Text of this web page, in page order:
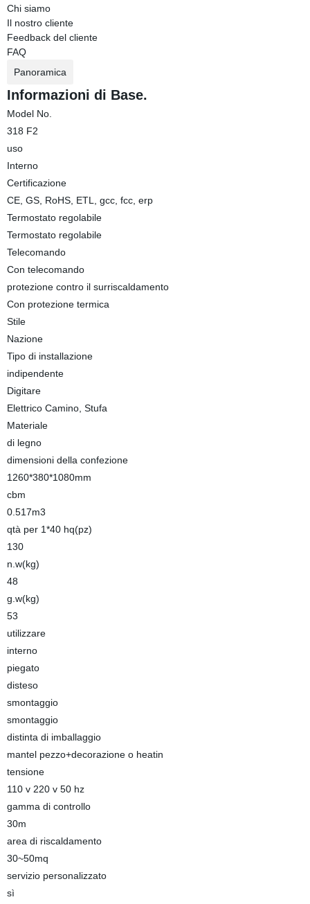
Chi siamo
Il nostro cliente
Feedback del cliente
FAQ
Panoramica
Informazioni di Base.
Model No.
318 F2
uso
Interno
Certificazione
CE, GS, RoHS, ETL, gcc, fcc, erp
Termostato regolabile
Termostato regolabile
Telecomando
Con telecomando
protezione contro il surriscaldamento
Con protezione termica
Stile
Nazione
Tipo di installazione
indipendente
Digitare
Elettrico Camino, Stufa
Materiale
di legno
dimensioni della confezione
1260*380*1080mm
cbm
0.517m3
qtà per 1*40 hq(pz)
130
n.w(kg)
48
g.w(kg)
53
utilizzare
interno
piegato
disteso
smontaggio
smontaggio
distinta di imballaggio
mantel pezzo+decorazione o heatin
tensione
110 v 220 v 50 hz
gamma di controllo
30m
area di riscaldamento
30~50mq
servizio personalizzato
sì